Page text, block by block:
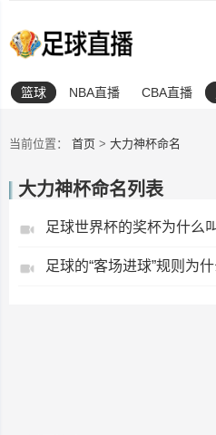
篮球 NBA直播 CBA直播
当前位置： 首页 > 大力神杯命名
大力神杯命名列表